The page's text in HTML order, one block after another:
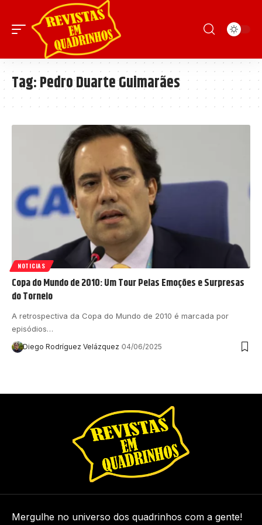
Tag:Pedro Duarte Guimarães
NOTICIAS
Copa do Mundo de 2010: Um Tour Pelas Emoções e Surpresas
do Torneio
A retrospectiva da Copa do Mundo de 2010 é marcada por
episódios…
Diego Rodríguez Velázquez 04/06/2025
Mergulhe no universo dos quadrinhos com a gente!